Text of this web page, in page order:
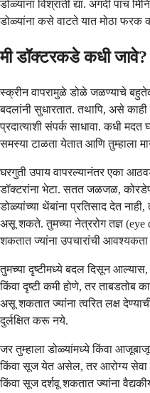
डोळ्यांना विश्रांती द्या. अगदी पाच
डोळ्यांना कसे वाटते यात मोठा
मी डॉक्टरकडे कधी जावे?
स्क्रीन वापरामुळे डोळे जळण्याचे
बदलांनी सुधारतात. तथापि, असे
प्रदात्याशी संपर्क साधावा. कधी
समस्या टाळता येतात आणि तुम्हाला
घरगुती उपाय वापरल्यानंतर एका
डॉक्टरांना भेटा. सतत जळजळ,
डोळ्यांच्या थेंबांना प्रतिसाद देत
असू शकते. तुमच्या नेत्ररोग तज्ञ (eye
शकतात ज्यांना उपचारांची
तुमच्या दृष्टीमध्ये बदल दिसून
किंवा दृष्टी कमी होणे, तर
असू शकतात ज्यांना त्वरित लक्ष
दुर्लक्षित करू नये.
जर तुम्हाला डोळ्यांमध्ये किंवा
किंवा सूज येत असेल, तर आरोग्य सेवा
किंवा सूज दर्शवू शकतात ज्यांना